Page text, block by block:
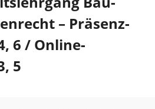
– Präsenz-
6 / Online-
5